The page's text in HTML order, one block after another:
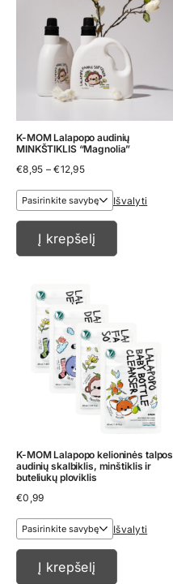
K-MOM Lalapopo audinių
MINKŠTIKLIS “Magnolia”
€8,95 – €12,95Price
€8,95
throughIšvalyti
Į krepšelį
K-MOM Lalapopo kelioninės talpos
audinių skalbiklis, minštiklis ir
buteliukų ploviklis
€0,99
Išvalyti
Į krepšelį